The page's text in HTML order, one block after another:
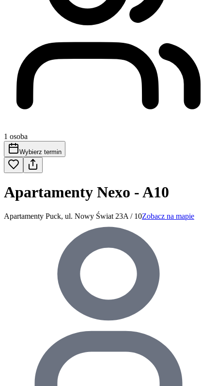
1 osoba
Wybierz termin
Apartamenty Nexo - A10
Apartamenty Puck, ul. Nowy Świat 23A / 10Zobacz na mapie